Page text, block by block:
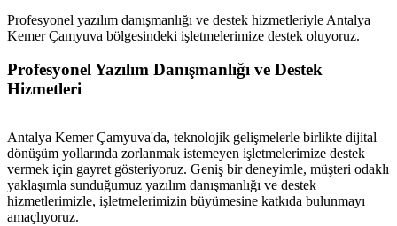
Profesyonel yazılım danışmanlığı ve destek hizmetleriyle Antalya
Kemer Çamyuva bölgesindeki işletmelerimize destek oluyoruz.
Profesyonel Yazılım Danışmanlığı ve Destek
Hizmetleri
Antalya Kemer Çamyuva'da, teknolojik gelişmelerle birlikte dijital
dönüşüm yollarında zorlanmak istemeyen işletmelerimize destek
vermek için gayret gösteriyoruz. Geniş bir deneyimle, müşteri odaklı
yaklaşımla sunduğumuz yazılım danışmanlığı ve destek
hizmetlerimizle, işletmelerimizin büyümesine katkıda bulunmayı
amaçlıyoruz.